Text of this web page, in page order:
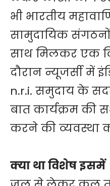
भी भारतीय
सामुदायिक
साथ मिलकर एक
दौरान न्यूजर्सी में
n.r.i. समुदाय के
बात कार्यक्रम की
करने की व्यवस्था
क्या था विशेष इसमें